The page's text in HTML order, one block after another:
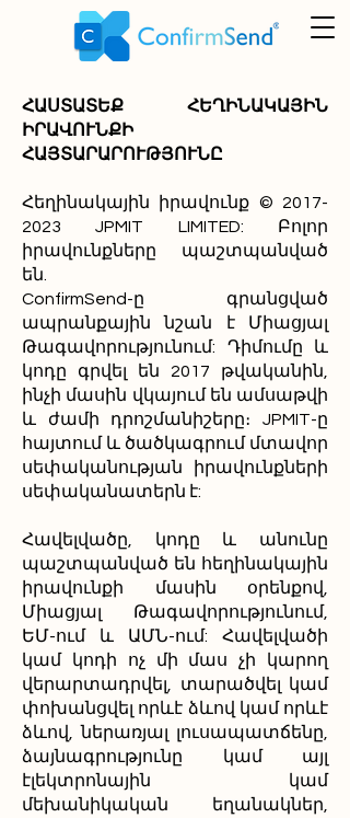
ՀԱՍՏԱՏԵՔ ՀԵՂԻՆԱԿԱՅԻՆ
ԻՐԱՎՈՒՆՔԻ
ՀԱՅՏԱՐԱՐՈՒԹՅՈՒՆԸ
Հեղինակային իրավունք © 2017-
2023 JPMIT LIMITED: Բոլոր
իրավունքները պաշտպանված
են.
ConfirmSend-ը գրանցված
ապրանքային նշան է Միացյալ
Թագավորությունում: Դիմումը և
կոդը գրվել են 2017 թվականին,
ինչի մասին վկայում են ամսաթվի
և ժամի դրոշմանիշերը։ JPMIT-ը
հայտում և ծածկագրում մտավոր
սեփականության իրավունքների
սեփականատերն է:
Հավելվածը, կոդը և անունը
պաշտպանված են հեղինակային
իրավունքի մասին օրենքով,
Միացյալ Թագավորությունում,
ԵՄ-ում և ԱՄՆ-ում: Հավելվածի
կամ կոդի ոչ մի մաս չի կարող
վերարտադրվել, տարածվել կամ
փոխանցվել որևէ ձևով կամ որևէ
ձևով, ներառյալ լուսապատճենը,
ձայնագրությունը կամ այլ
էլեկտրոնային կամ
մեխանիկական եղանակներ,